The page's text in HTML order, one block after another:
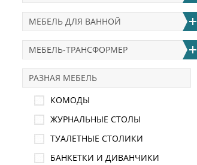
МЕБЕЛЬ ДЛЯ ВАННОЙ
МЕБЕЛЬ-ТРАНСФОРМЕР
РАЗНАЯ МЕБЕЛЬ
КОМОДЫ
ЖУРНАЛЬНЫЕ СТОЛЫ
ТУАЛЕТНЫЕ СТОЛИКИ
БАНКЕТКИ И ДИВАНЧИКИ